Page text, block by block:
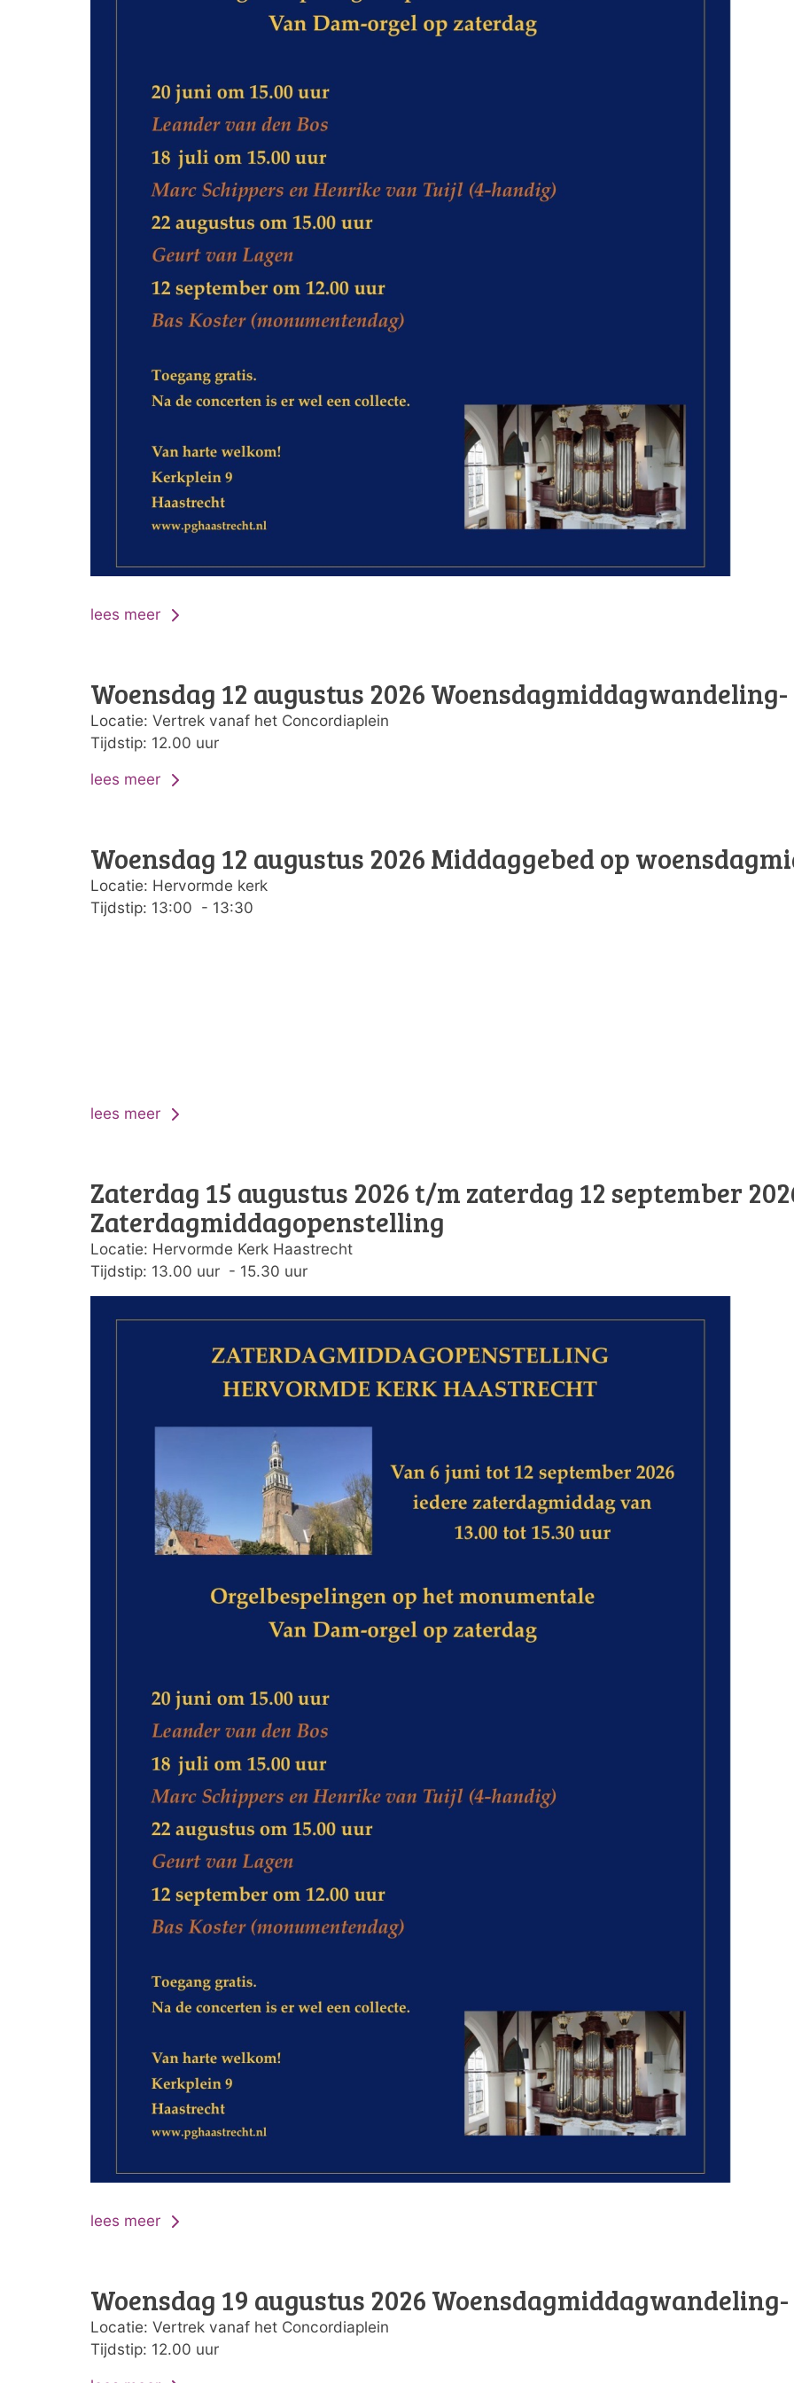
lees meer
Woensdag 12 augustus 2026Woensdagmiddagwandeling-
Locatie: Vertrek vanaf het Concordiaplein
Tijdstip: 12.00 uur
lees meer
Woensdag 12 augustus 2026Middaggebed op
Locatie: Hervormde kerk
Tijdstip: 13:00 - 13:30
lees meer
Zaterdag 15 augustus 2026 t/m zaterdag 12 september
Zaterdagmiddagopenstelling
Locatie: Hervormde Kerk Haastrecht
Tijdstip: 13.00 uur - 15.30 uur
lees meer
Woensdag 19 augustus 2026Woensdagmiddagwandeling-
Locatie: Vertrek vanaf het Concordiaplein
Tijdstip: 12.00 uur